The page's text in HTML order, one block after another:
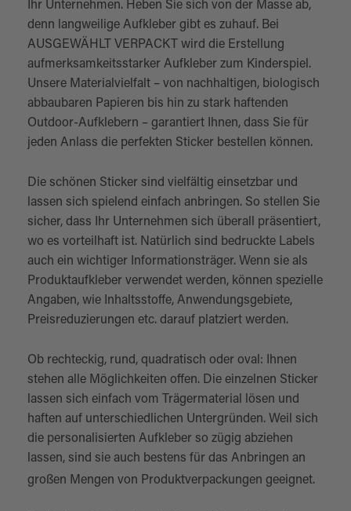
Ihr Unternehmen. Heben Sie sich von der Masse ab,
denn langweilige Aufkleber gibt es zuhauf. Bei
AUSGEWÄHLT VERPACKT wird die Erstellung
aufmerksamkeitsstarker Aufkleber zum Kinderspiel.
Unsere Materialvielfalt – von nachhaltigen, biologisch
abbaubaren Papieren bis hin zu stark haftenden
Outdoor-Aufklebern – garantiert Ihnen, dass Sie für
jeden Anlass die perfekten Sticker bestellen können.
Die schönen Sticker sind vielfältig einsetzbar und
lassen sich spielend einfach anbringen. So stellen Sie
sicher, dass Ihr Unternehmen sich überall präsentiert,
wo es vorteilhaft ist. Natürlich sind bedruckte Labels
auch ein wichtiger Informationsträger. Wenn sie als
Produktaufkleber verwendet werden, können spezielle
Angaben, wie Inhaltsstoffe, Anwendungsgebiete,
Preisreduzierungen etc. darauf platziert werden.
Ob rechteckig, rund, quadratisch oder oval: Ihnen
stehen alle Möglichkeiten offen. Die einzelnen Sticker
lassen sich einfach vom Trägermaterial lösen und
haften auf unterschiedlichen Untergründen. Weil sich
die personalisierten Aufkleber so zügig abziehen
lassen, sind sie auch bestens für das Anbringen an
großen Mengen von Produktverpackungen geeignet.